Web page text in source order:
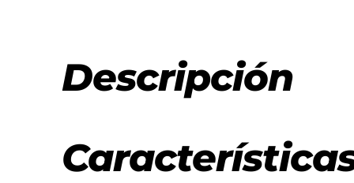
Descripción